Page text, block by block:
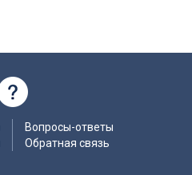
Вопросы-ответы
Обратная связь